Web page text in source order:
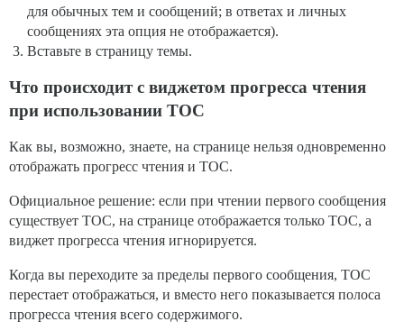
для обычных тем и сообщений; в ответах и личных
сообщениях эта опция не отображается).
Вставьте в страницу темы.
Что происходит с виджетом прогресса чтения
при использовании TOC
Как вы, возможно, знаете, на странице нельзя одновременно
отображать прогресс чтения и TOC.
Официальное решение: если при чтении первого сообщения
существует TOC, на странице отображается только TOC, а
виджет прогресса чтения игнорируется.
Когда вы переходите за пределы первого сообщения, TOC
перестает отображаться, и вместо него показывается полоса
прогресса чтения всего содержимого.